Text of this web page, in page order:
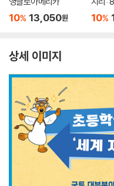
10% 13,050원
일주
10%
상세 이미지